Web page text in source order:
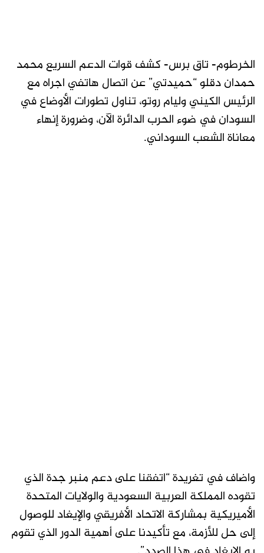
الخرطوم- تاق برس- كشف قوات الدعم السريع محمد
حمدان دقلو “حميدتي” عن اتصال هاتفي اجراه مع
الرئيس الكيني وليام روتو، تناول تطورات الأوضاع في
السودان في ضوء الحرب الدائرة الآن، وضرورة إنهاء
معاناة الشعب السوداني.
واضاف في تغريدة “اتفقنا على دعم منبر جدة الذي
تقوده المملكة العربية السعودية والولايات المتحدة
الأميريكية بمشاركة الاتحاد الأفريقي والإيغاد للوصول
إلى حل للأزمة، مع تأكيدنا على أهمية الدور الذي تقوم